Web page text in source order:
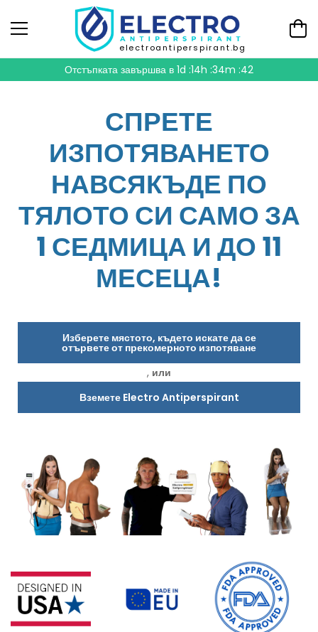
electroantiperspirant.bg
Отстъпката завършва в1d :14h :34m :41
СПРЕТЕ
ИЗПОТЯВАНЕТО
НАВСЯКЪДЕ ПО
ТЯЛОТО СИ САМО ЗА
1 СЕДМИЦА И ДО 11
МЕСЕЦА!
Изберете мястото, където искате да се
отървете от прекомерното изпотяване
, или
Вземете Electro Antiperspirant